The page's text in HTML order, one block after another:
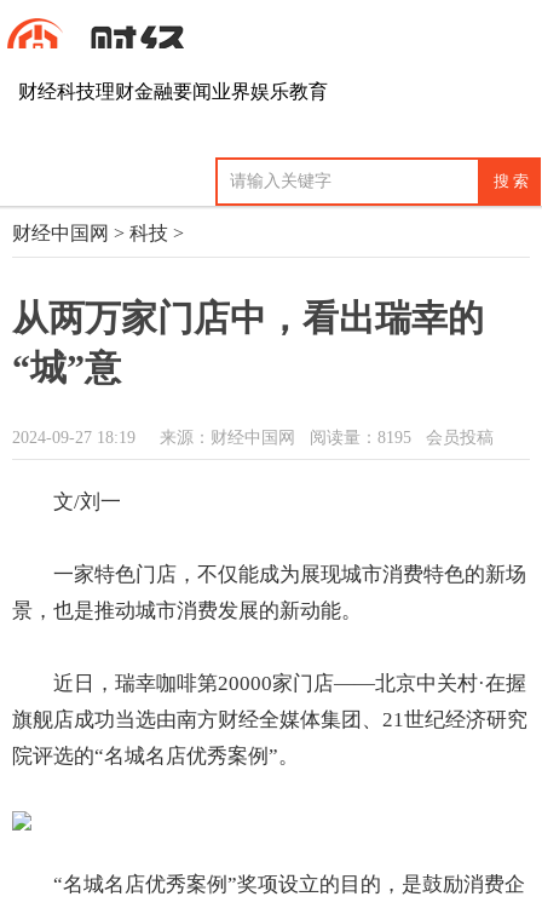
财经科技理财金融要闻业界娱乐教育
财经中国网 > 科技 >
从两万家门店中，看出瑞幸的
“城”意
2024-09-27 18:19 来源：财经中国网 阅读量：8195 会员投稿
文/刘一
一家特色门店，不仅能成为展现城市消费特色的新场
景，也是推动城市消费发展的新动能。
近日，瑞幸咖啡第20000家门店——北京中关村·在握
旗舰店成功当选由南方财经全媒体集团、21世纪经济研究
院评选的“名城名店优秀案例”。
“名城名店优秀案例”奖项设立的目的，是鼓励消费企